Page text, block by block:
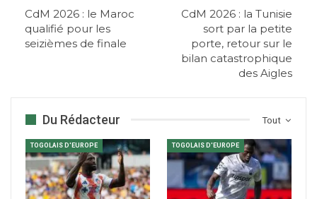
CdM 2026 : le Maroc
qualifié pour les
seizièmes de finale
CdM 2026 : la Tunisie
sort par la petite
porte, retour sur le
bilan catastrophique
des Aigles
Tout
Du Rédacteur
TOGOLAIS D'EUROPE TOGOLAIS D'EUROPE